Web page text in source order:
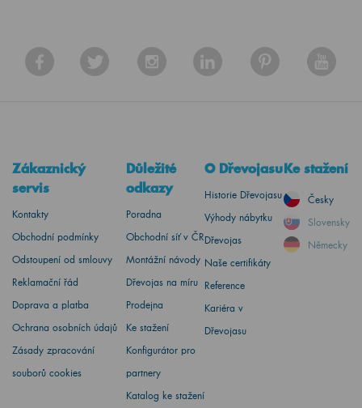
Zákaznický
servis
Kontakty
Obchodní podmínky
Odstoupení od smlouvy
Reklamační řád
Doprava a platba
Ochrana osobních údajů
Zásady zpracování
souborů cookies
Důležité
odkazy
Poradna
Obchodní síť v ČR
Montážní návody
Dřevojas na míru
Prodejna
Ke stažení
Konfigurátor pro
partnery
Katalog ke stažení
O Dřevojasu
Historie Dřevojasu
Výhody nábytku
Dřevojas
Naše certifikáty
Reference
Kariéra v
Dřevojasu
Ke stažení
Česky
Slovensky
Německy